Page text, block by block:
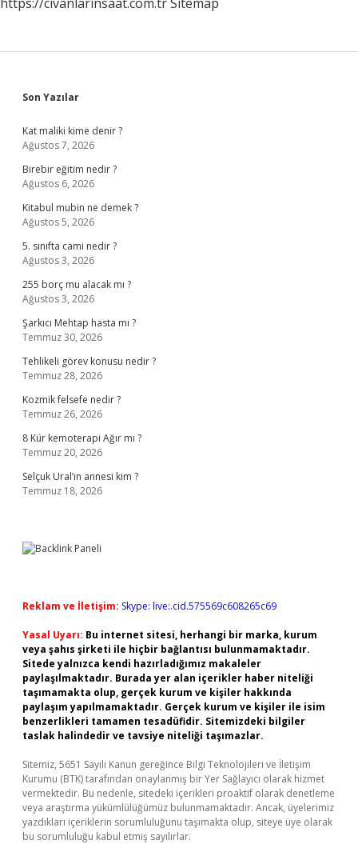
Sidebar
Son Yazılar
Kat maliki kime denir ?
Ağustos 7, 2026
Birebir eğitim nedir ?
Ağustos 6, 2026
Kitabul mubin ne demek ?
Ağustos 5, 2026
5. sınıfta cami nedir ?
Ağustos 3, 2026
255 borç mu alacak mı ?
Ağustos 3, 2026
Şarkıcı Mehtap hasta mı ?
Temmuz 30, 2026
Tehlikeli görev konusu nedir ?
Temmuz 28, 2026
Kozmik felsefe nedir ?
Temmuz 26, 2026
8 Kür kemoterapi Ağır mı ?
Temmuz 20, 2026
Selçuk Ural’ın annesi kim ?
Temmuz 18, 2026
Reklam ve İletişim: Skype: live:.cid.575569c608265c69
Yasal Uyarı: Bu internet sitesi, herhangi bir marka, kurum
veya şahıs şirketi ile hiçbir bağlantısı bulunmamaktadır.
Sitede yalnızca kendi hazırladığımız makaleler
paylaşılmaktadır. Burada yer alan içerikler haber niteliği
taşımamakta olup, gerçek kurum ve kişiler hakkında
paylaşım yapılmamaktadır. Gerçek kurum ve kişiler ile isim
benzerlikleri tamamen tesadüfidir. Sitemizdeki bilgiler
taslak halindedir ve tavsiye niteliği taşımazlar.
Sitemiz, 5651 Sayılı Kanun gereğince Bilgi Teknolojileri ve İletişim
Kurumu (BTK) tarafından onaylanmış bir Yer Sağlayıcı olarak hizmet
vermektedir. Bu nedenle, sitedeki içerikleri proaktif olarak denetleme
veya araştırma yükümlülüğümüz bulunmamaktadır. Ancak, üyelerimiz
yazdıkları içeriklerin sorumluluğunu taşımakta olup, siteye üye olarak
bu sorumluluğu kabul etmiş sayılırlar.